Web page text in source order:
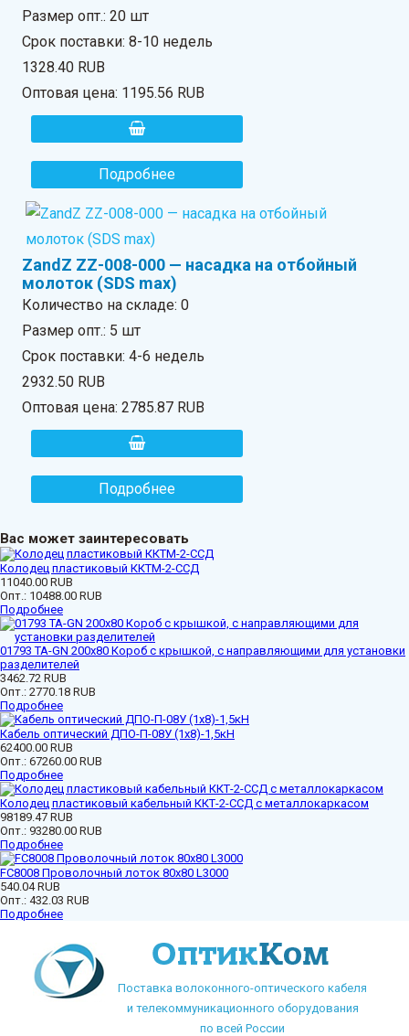
Размер опт.: 20 шт
Срок поставки: 8-10 недель
1328.40 RUB
Оптовая цена: 1195.56 RUB
Подробнее
ZandZ ZZ-008-000 — насадка на отбойный
молоток (SDS max)
Количество на складе:0
Размер опт.: 5 шт
Срок поставки: 4-6 недель
2932.50 RUB
Оптовая цена:2785.87 RUB
Подробнее
Вас может заинтересовать
Колодец пластиковый ККТМ-2-ССД
11040.00 RUB
Опт.: 10488.00 RUB
Подробнее
01793 ТА-GN 200x80 Короб с крышкой, с направляющими для установки
разделителей
3462.72 RUB
Опт.: 2770.18 RUB
Подробнее
Кабель оптический ДПО-П-08У (1х8)-1,5кН
62400.00 RUB
Опт.: 67260.00 RUB
Подробнее
Колодец пластиковый кабельный ККТ-2-ССД с металлокаркасом
98189.47 RUB
Опт.: 93280.00 RUB
Подробнее
FC8008 Проволочный лоток 80х80 L3000
540.04 RUB
Опт.: 432.03 RUB
Подробнее
Поставка волоконного-оптического кабеля
и телекоммуникационного оборудования
по всей России